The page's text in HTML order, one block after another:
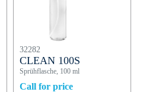
32282
CLEAN 100S
Sprühflasche, 100 ml
Call for price